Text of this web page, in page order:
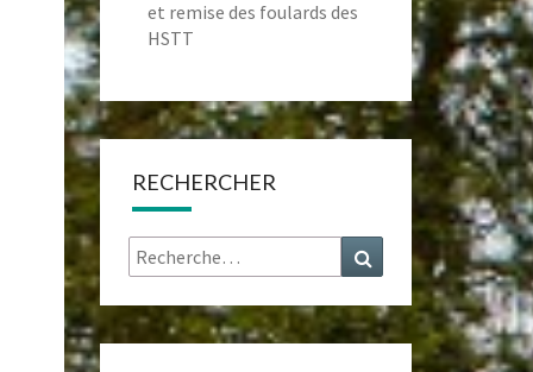
et remise des foulards des
HSTT
RECHERCHER
Rechercher : Recherche